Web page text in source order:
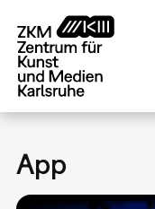
zum
Inhalt
App